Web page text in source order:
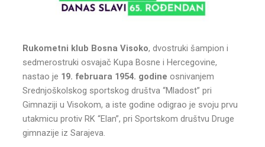
Rukometni klub Bosna Visoko, dvostruki šampion i
sedmerostruki osvajač Kupa Bosne i Hercegovine,
nastao je 19. februara 1954. godine osnivanjem
Srednjoškolskog sportskog društva “Mladost” pri
Gimnaziji u Visokom, a iste godine odigrao je svoju prvu
utakmicu protiv RK “Elan”, pri Sportskom društvu Druge
gimnazije iz Sarajeva.